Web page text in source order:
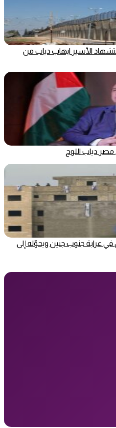
الأسير ايهاب دياب من
دياب اللوح
في عرابة جنوب جنين ويحوّله إلى